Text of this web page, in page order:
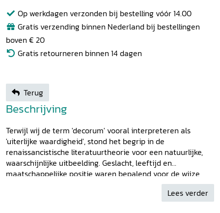
Op werkdagen verzonden bij bestelling vóór 14.00
Gratis verzending binnen Nederland bij bestellingen
boven € 20
Gratis retourneren binnen 14 dagen
Terug
Beschrijving
Terwijl wij de term 'decorum' vooral interpreteren als
'uiterlijke waardigheid', stond het begrip in de
renaissancistische literatuurtheorie voor een natuurlijke,
waarschijnlijke uitbeelding. Geslacht, leeftijd en
maatschappelijke positie waren bepalend voor de wijze
waarop een karakter werd gerepresenteerd. Maar het
begrip 'decorum' behelsde in de toenmalige poëtica ook de
Lees verder